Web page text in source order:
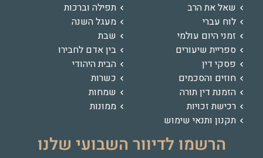
שאל את הרב
לוח עברי
זמני היום עולמי
ספריית שיעורים
פסקי דין
חוזים והסכמים
הזמנת דין תורה
רכישת זכויות
תקנון ותנאי שימוש
תפילה וברכות
מעגל השנה
שבת
בין אדם לחבירו
הבית היהודי
כשרות
שמחות
ממונות
הרשמו לדיוור השבועי שלנו